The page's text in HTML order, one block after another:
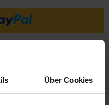
Über Cookies